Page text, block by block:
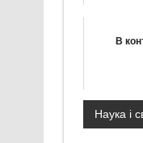
В
Наука і